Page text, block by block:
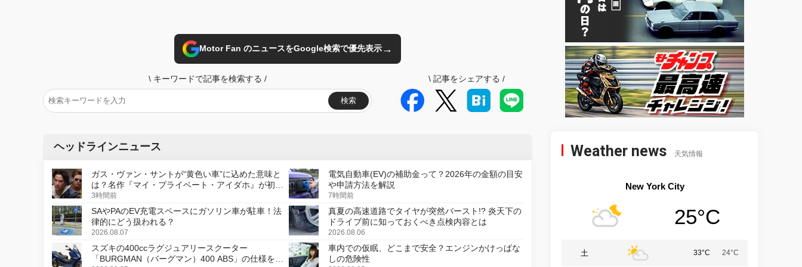
Motor Fan のニュースをGoogle検索で優先表示→
\ キーワードで記事を検索する /
検索
\ 記事をシェアする /
ヘッドラインニュース
ガス・ヴァン・サントが“黄色い車”に込めた意味と
は？名作『マイ・プライベート・アイダホ』が初の
デジタルリマスター版で復活
3時間前
電気自動車(EV)の補助金って？2026年の金額の目安
や申請方法を解説
7時間前
SAやPAのEV充電スペースにガソリン車が駐車！法
律的にどう扱われる？
2026.08.07
真夏の高速道路でタイヤが突然バースト!? 炎天下の
ドライブ前に知っておくべき点検内容とは
2026.08.06
スズキの400ccラグジュアリースクーター
「BURGMAN（バーグマン）400 ABS」の仕様を変
車内での仮眠、どこまで安全？エンジンかけっぱな
しの危険性
Weather news 天気情報
New York City
25°C
土 33°C 24°C